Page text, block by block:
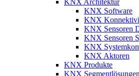
KNX Software
KNX
KNX Sensoren
KNX Sensoren
KNX
KNX Aktoren
KNX Produkte
KNX Segmentlösungen